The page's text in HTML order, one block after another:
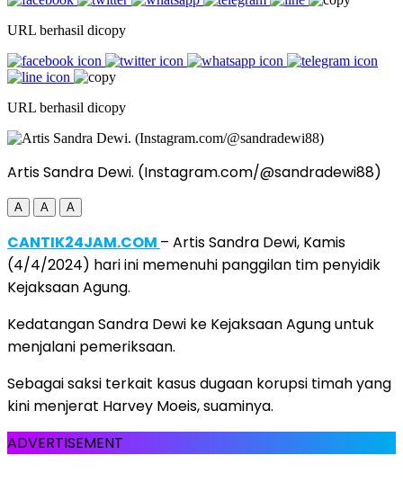
URL berhasil dicopy
URL berhasil dicopy
Artis Sandra Dewi. (Instagram.com/@sandradewi88)
A A A
CANTIK24JAM.COM – Artis Sandra Dewi, Kamis
(4/4/2024) hari ini memenuhi panggilan tim penyidik
Kejaksaan Agung.
Kedatangan Sandra Dewi ke Kejaksaan Agung untuk
menjalani pemeriksaan.
Sebagai saksi terkait kasus dugaan korupsi timah yang
kini menjerat Harvey Moeis, suaminya.
ADVERTISEMENT